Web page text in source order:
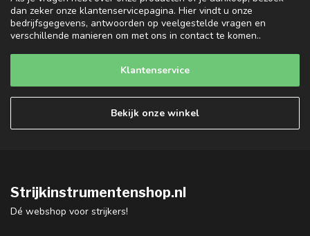
dan zeker onze klantenservicepagina. Hier vindt u onze
bedrijfsgegevens, antwoorden op veelgestelde vragen en
verschillende manieren om met ons in contact te komen..
Klantenservice
Bekijk onze winkel
Strijkinstrumentenshop.nl
Dé webshop voor strijkers!